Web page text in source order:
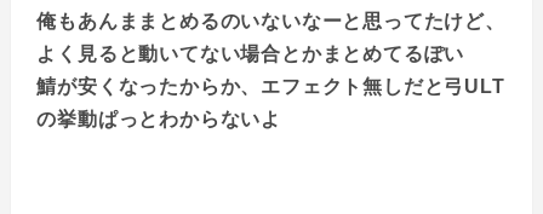
俺もあんままとめるのいないなーと思ってたけど、
よく見ると動いてない場合とかまとめてるぽい
鯖が安くなったからか、エフェクト無しだと弓ULT
の挙動ぱっとわからないよ